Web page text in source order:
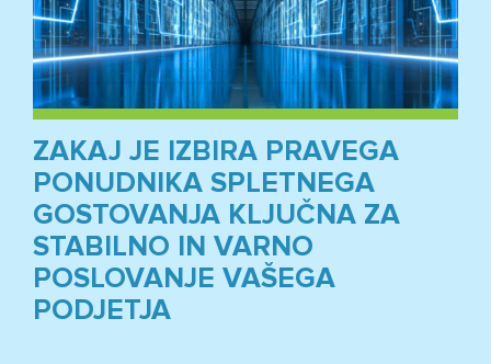
ZAKAJ JE IZBIRA PRAVEGA
PONUDNIKA SPLETNEGA
GOSTOVANJA KLJUČNA ZA
STABILNO IN VARNO
POSLOVANJE VAŠEGA
PODJETJA